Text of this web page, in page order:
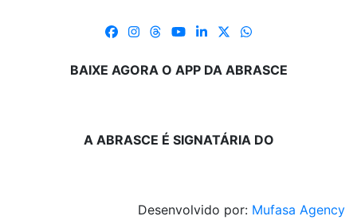
BAIXE AGORA O APP DA ABRASCE
A ABRASCE É SIGNATÁRIA DO
Desenvolvido por: Mufasa Agency